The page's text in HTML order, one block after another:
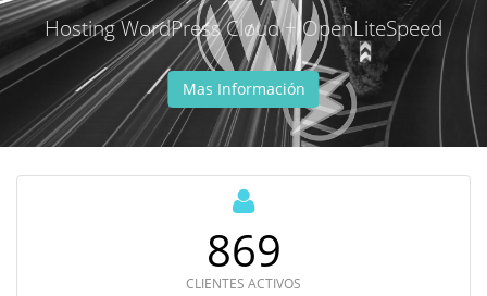
Hosting WordPress Cloud + OpenLiteSpeed
Mas Información
996
CLIENTES ACTIVOS